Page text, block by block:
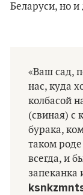
Беларуси, но и
«Ваш сад,
нас, куда
колбасой
(свиная) с
бурака,
таком
всегда, и
запеканка